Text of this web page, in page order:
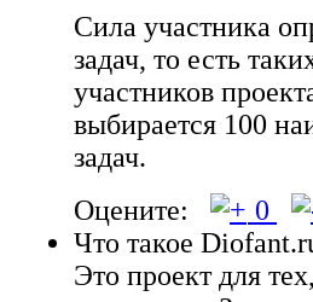
Сила участника
задач, то есть
участников
выбирается 100
задач.
Оцените:
0
Что такое
Это проект для